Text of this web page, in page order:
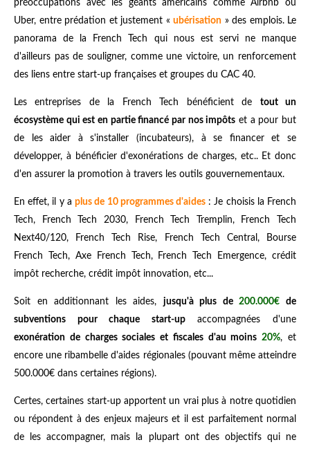
préoccupations avec les géants américains comme Airbnb ou
Uber, entre prédation et justement « ubérisation » des emplois. Le
panorama de la French Tech qui nous est servi ne manque
d'ailleurs pas de souligner, comme une victoire, un renforcement
des liens entre start-up françaises et groupes du CAC 40.
Les entreprises de la French Tech bénéficient de tout un
écosystème qui est en partie financé par nos impôts et a pour but
de les aider à s'installer (incubateurs), à se financer et se
développer, à bénéficier d'exonérations de charges, etc.. Et donc
d'en assurer la promotion à travers les outils gouvernementaux.
En effet, il y aplus de 10 programmes d'aides: Je choisis la French
Tech, French Tech 2030, French Tech Tremplin, French Tech
Next40/120, French Tech Rise, French Tech Central, Bourse
French Tech, Axe French Tech, French Tech Emergence, crédit
impôt recherche, crédit impôt innovation, etc...
Soit en additionnant les aides, jusqu'à plus de200.000€ de
subventions pour chaque start-upaccompagnées d'une
exonération de charges sociales et fiscales d'au moins20%, et
encore une ribambelle d'aides régionales (pouvant même atteindre
500.000€ dans certaines régions).
Certes, certaines start-up apportent un vrai plus à notre quotidien
ou répondent à des enjeux majeurs et il est parfaitement normal
de les accompagner, mais la plupart ont des objectifs qui ne